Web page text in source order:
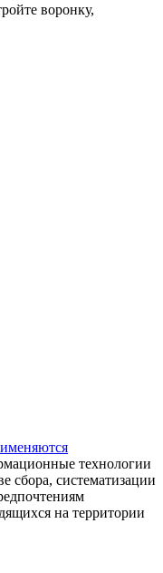
воронку,
технологии
сбора, систематизации
на территории